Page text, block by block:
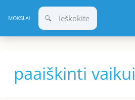
prie
turinio
paaiškinti vaikui